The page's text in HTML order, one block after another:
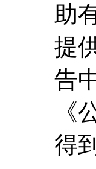
助
提
告
《
得